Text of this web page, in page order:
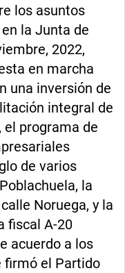
los asuntos
la Junta de
2022,
en marcha
una inversión de
integral de
el programa de
de varios
la
Noruega, y la
fiscal A-20
acuerdo a los
firmó el Partido